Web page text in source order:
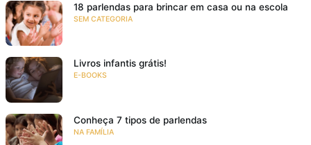
18 parlendas para brincar em casa ou na escola
SEM CATEGORIA
Livros infantis grátis!
E-BOOKS
Conheça 7 tipos de parlendas
NA FAMÍLIA